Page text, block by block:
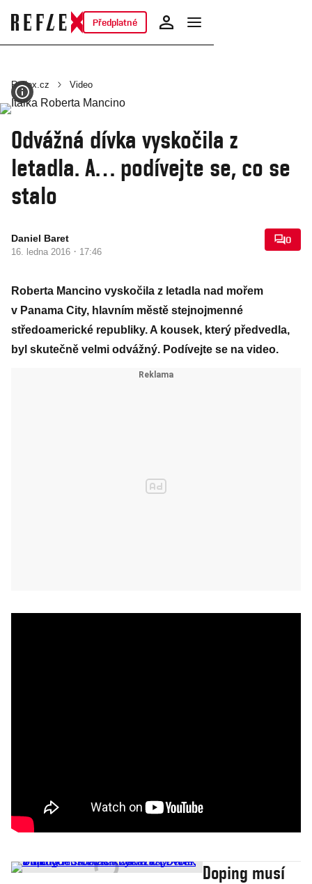
Předplatné
Reflex.cz Video
Odvážná dívka vyskočila z
letadla. A… podívejte se, co se
stalo
Daniel Baret
16. ledna 2016 · 17:46
0
Roberta Mancino vyskočila z letadla nad mořem
v Panama City, hlavním městě stejnojmenné
středoamerické republiky. A kousek, který předvedla,
byl skutečně velmi odvážný. Podívejte se na video.
Doping musí